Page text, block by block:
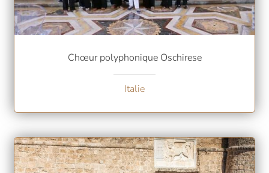
Chœur polyphonique Oschirese
Italie